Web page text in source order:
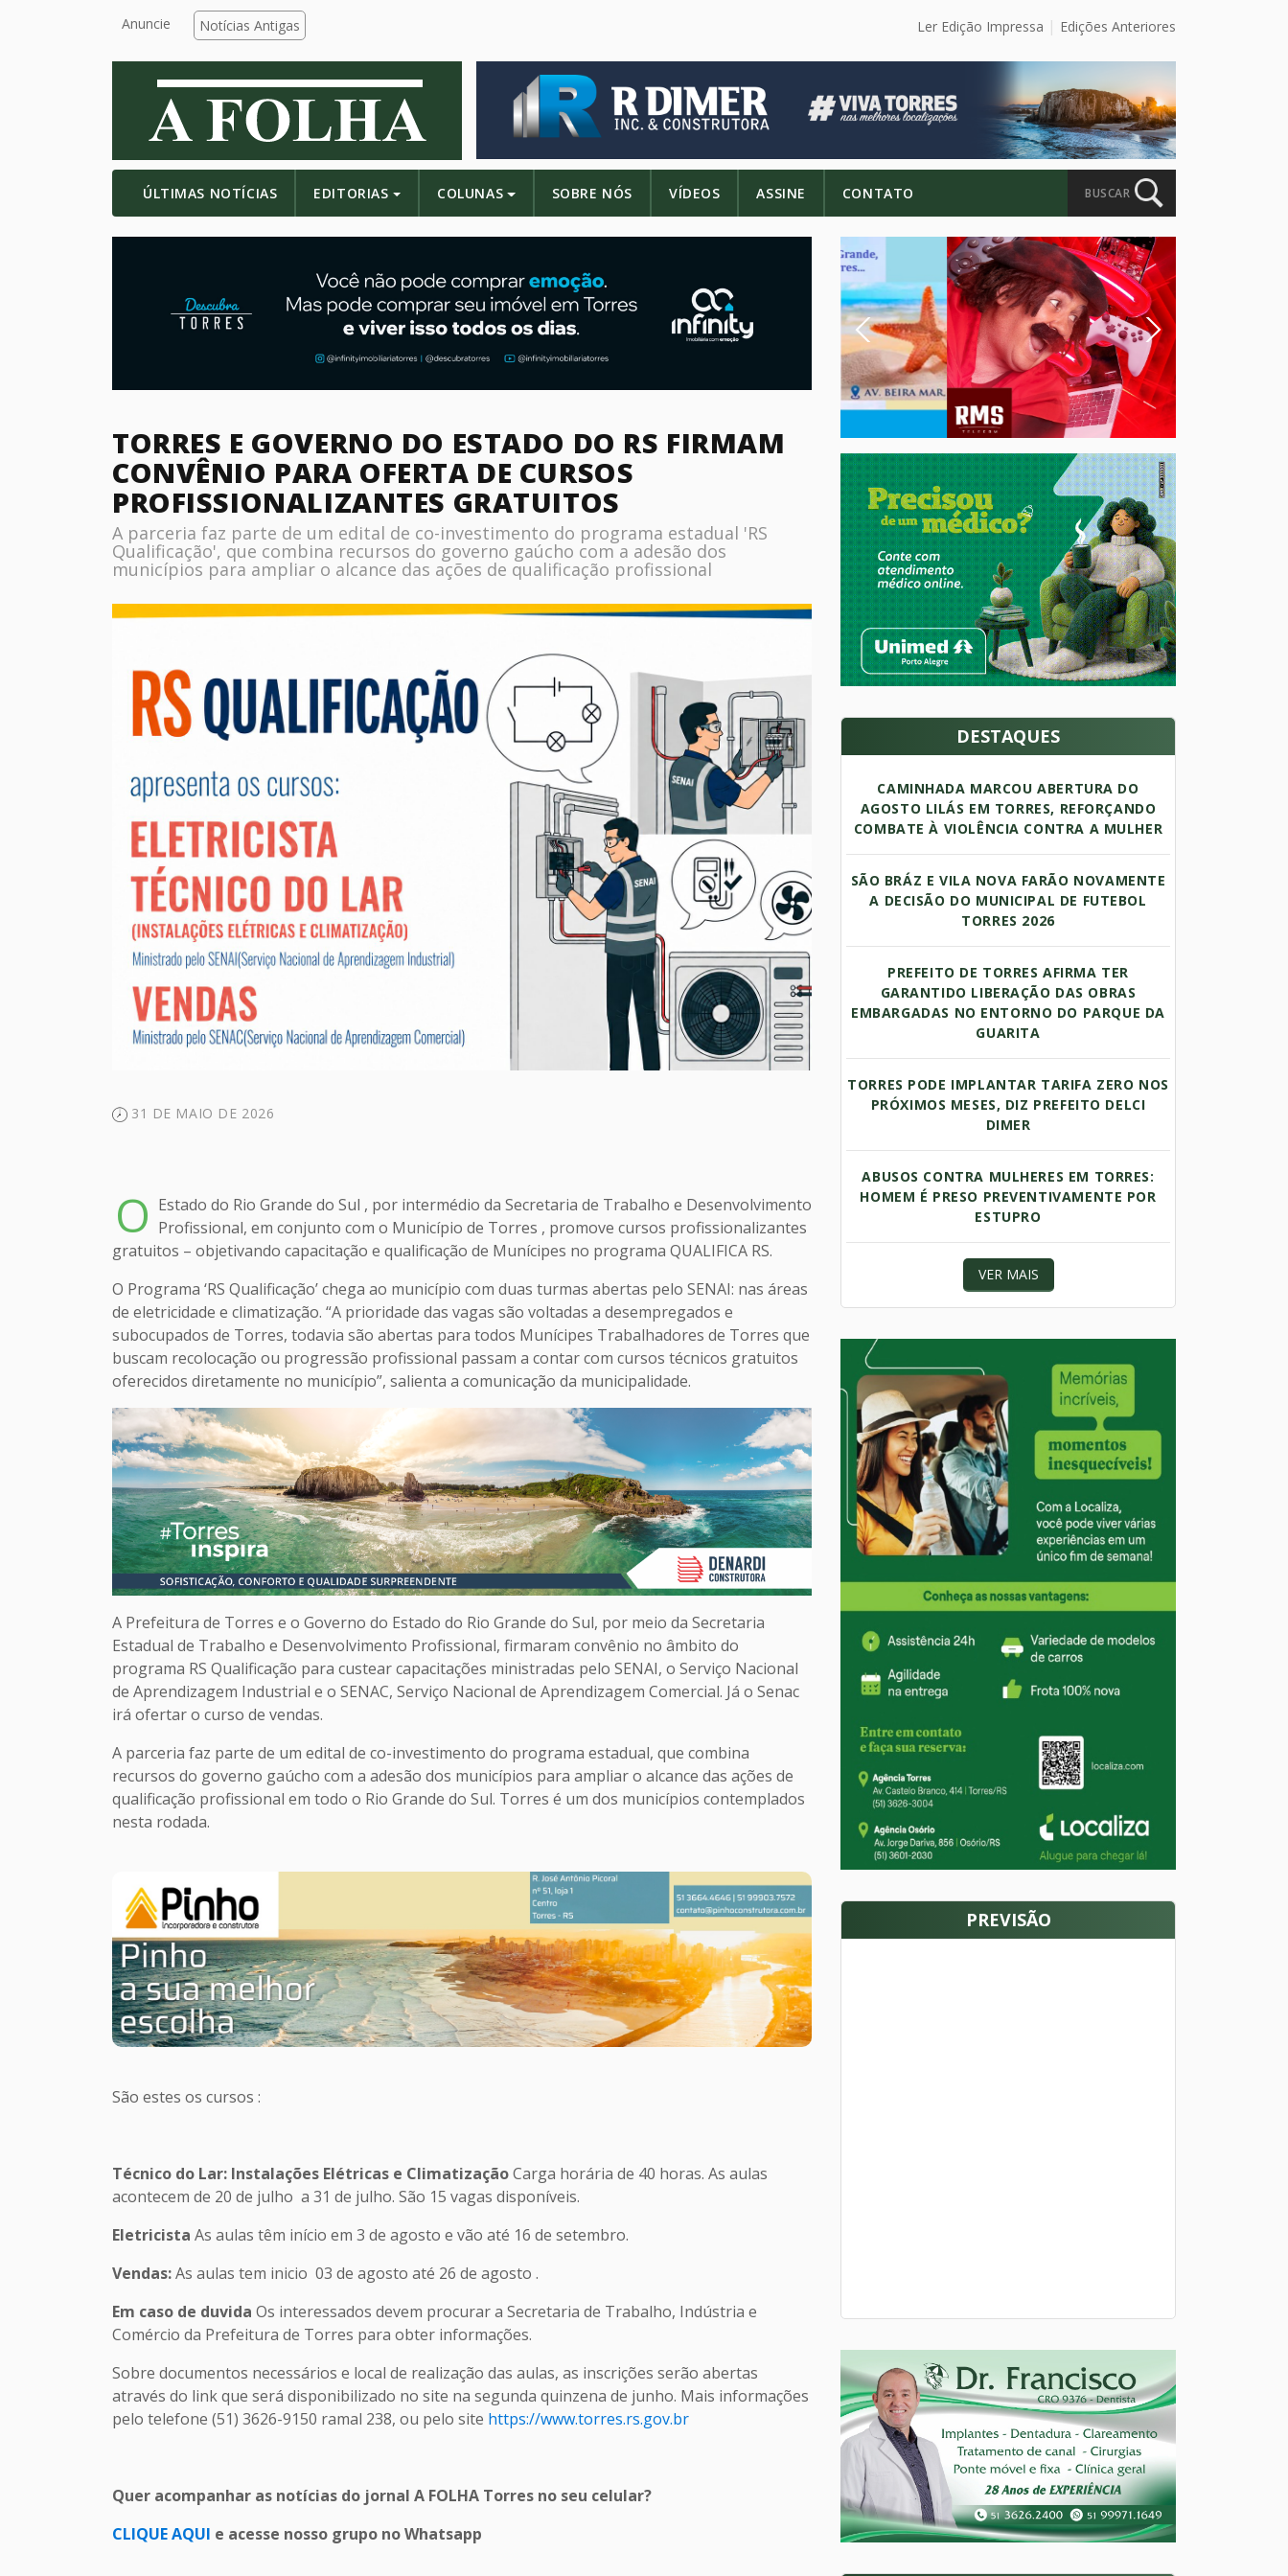
Anuncie Notícias Antigas Ler Edição Impressa Edições Anteriores
ÚLTIMAS NOTÍCIAS EDITORIAS COLUNAS SOBRE NÓS VÍDEOS ASSINE CONTATO BUSCAR
TORRES E GOVERNO DO ESTADO DO RS FIRMAM
CONVÊNIO PARA OFERTA DE CURSOS
PROFISSIONALIZANTES GRATUITOS
A parceria faz parte de um edital de co-investimento do programa estadual 'RS
Qualificação', que combina recursos do governo gaúcho com a adesão dos
municípios para ampliar o alcance das ações de qualificação profissional
31 DE MAIO DE 2026
O Estado do Rio Grande do Sul , por intermédio da Secretaria de Trabalho e Desenvolvimento
Profissional, em conjunto com o Município de Torres , promove cursos profissionalizantes
gratuitos – objetivando capacitação e qualificação de Munícipes no programa QUALIFICA RS.
O Programa ‘RS Qualificação’ chega ao município com duas turmas abertas pelo SENAI: nas áreas
de eletricidade e climatização. “A prioridade das vagas são voltadas a desempregados e
subocupados de Torres, todavia são abertas para todos Munícipes Trabalhadores de Torres que
buscam recolocação ou progressão profissional passam a contar com cursos técnicos gratuitos
oferecidos diretamente no município”, salienta a comunicação da municipalidade.
A Prefeitura de Torres e o Governo do Estado do Rio Grande do Sul, por meio da Secretaria
Estadual de Trabalho e Desenvolvimento Profissional, firmaram convênio no âmbito do
programa RS Qualificação para custear capacitações ministradas pelo SENAI, o Serviço Nacional
de Aprendizagem Industrial e o SENAC, Serviço Nacional de Aprendizagem Comercial. Já o Senac
irá ofertar o curso de vendas.
A parceria faz parte de um edital de co-investimento do programa estadual, que combina
recursos do governo gaúcho com a adesão dos municípios para ampliar o alcance das ações de
qualificação profissional em todo o Rio Grande do Sul. Torres é um dos municípios contemplados
nesta rodada.
São estes os cursos :
Técnico do Lar: Instalações Elétricas e ClimatizaçãoCarga horária de 40 horas. As aulas
acontecem de 20 de julho a 31 de julho. São 15 vagas disponíveis.
Eletricista As aulas têm início em 3 de agosto e vão até 16 de setembro.
Vendas:As aulas tem inicio 03 de agosto até 26 de agosto .
Em caso de duvida Os interessados devem procurar a Secretaria de Trabalho, Indústria e
Comércio da Prefeitura de Torres para obter informações.
Sobre documentos necessários e local de realização das aulas, as inscrições serão abertas
através do link que será disponibilizado no site na segunda quinzena de junho. Mais informações
pelo telefone (51) 3626-9150 ramal 238, ou pelo site https://www.torres.rs.gov.br
Quer acompanhar as notícias do jornal A FOLHA Torres no seu celular?
CLIQUE AQUI e acesse nosso grupo no Whatsapp
Previous Next
DESTAQUES
CAMINHADA MARCOU ABERTURA DO
AGOSTO LILÁS EM TORRES, REFORÇANDO
COMBATE À VIOLÊNCIA CONTRA A MULHER
SÃO BRÁZ E VILA NOVA FARÃO NOVAMENTE
A DECISÃO DO MUNICIPAL DE FUTEBOL
TORRES 2026
PREFEITO DE TORRES AFIRMA TER
GARANTIDO LIBERAÇÃO DAS OBRAS
EMBARGADAS NO ENTORNO DO PARQUE DA
GUARITA
TORRES PODE IMPLANTAR TARIFA ZERO NOS
PRÓXIMOS MESES, DIZ PREFEITO DELCI
DIMER
ABUSOS CONTRA MULHERES EM TORRES:
HOMEM É PRESO PREVENTIVAMENTE POR
ESTUPRO
VER MAIS
PREVISÃO